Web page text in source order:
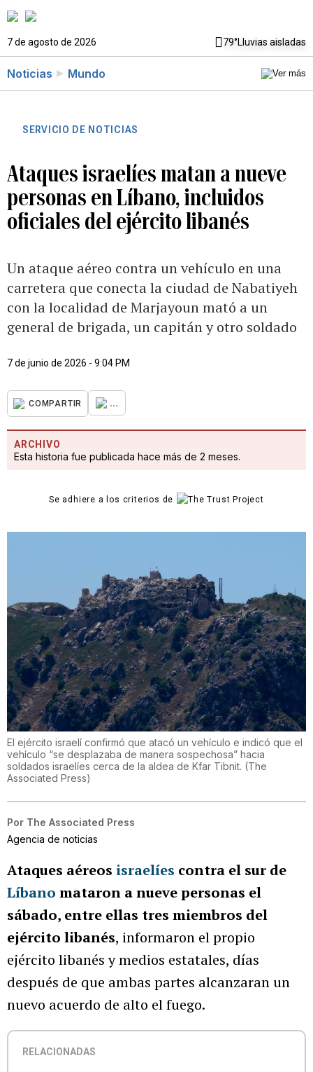
7 de agosto de 2026 79°Lluvias aisladas
Noticias Mundo
SERVICIO DE NOTICIAS
Ataques israelíes matan a nueve
personas en Líbano, incluidos
oficiales del ejército libanés
Un ataque aéreo contra un vehículo en una
carretera que conecta la ciudad de Nabatiyeh
con la localidad de Marjayoun mató a un
general de brigada, un capitán y otro soldado
7 de junio de 2026 - 9:04 PM
COMPARTIR ...
ARCHIVO
Esta historia fue publicada hace más de 2 meses.
Se adhiere a los criterios de
El ejército israelí confirmó que atacó un vehículo e indicó que el
vehículo “se desplazaba de manera sospechosa” hacia
soldados israelíes cerca de la aldea de Kfar Tibnit. (The
Associated Press)
Por The Associated Press
Agencia de noticias
Ataques aéreos israelíes contra el sur de
Líbano mataron a nueve personas el
sábado, entre ellas tres miembros del
ejército libanés, informaron el propio
ejército libanés y medios estatales, días
después de que ambas partes alcanzaran un
nuevo acuerdo de alto el fuego.
RELACIONADAS